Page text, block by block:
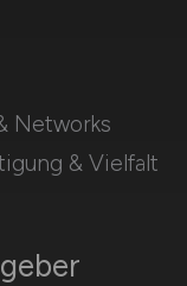
Networks
& Vielfalt